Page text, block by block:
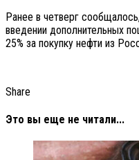
Ранее в четверг
введении дополнительных
25% за покупку нефти из
Share
Это вы еще не читали...